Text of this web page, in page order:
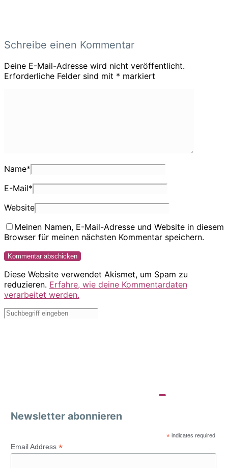
Schreibe einen Kommentar
Deine E-Mail-Adresse wird nicht veröffentlicht.
Erforderliche Felder sind mit * markiert
Name*
E-Mail*
Website
Meinen Namen, E-Mail-Adresse und Website in diesem
Browser für meinen nächsten Kommentar speichern.
Diese Website verwendet Akismet, um Spam zu
reduzieren. Erfahre, wie deine Kommentardaten
verarbeitet werden.
Newsletter abonnieren
* indicates required
Email Address *